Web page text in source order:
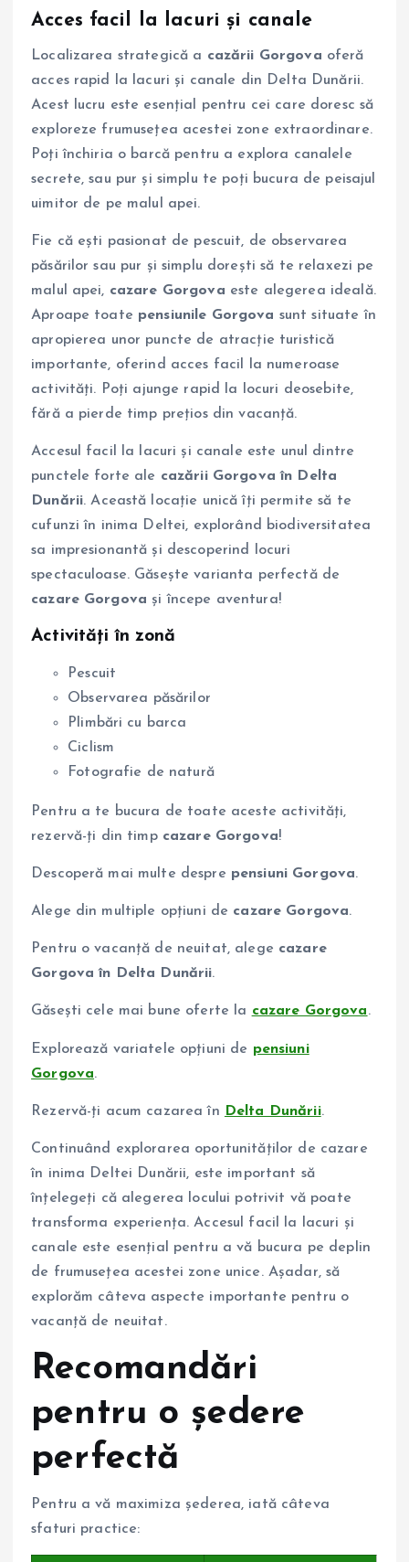
Acces facil la lacuri și canale
Localizarea strategică a cazării Gorgova oferă
acces rapid la lacuri și canale din Delta Dunării.
Acest lucru este esențial pentru cei care doresc să
exploreze frumusețea acestei zone extraordinare.
Poți închiria o barcă pentru a explora canalele
secrete, sau pur și simplu te poți bucura de peisajul
uimitor de pe malul apei.
Fie că ești pasionat de pescuit, de observarea
păsărilor sau pur și simplu dorești să te relaxezi pe
malul apei, cazare Gorgova este alegerea ideală.
Aproape toate pensiunile Gorgova sunt situate în
apropierea unor puncte de atracție turistică
importante, oferind acces facil la numeroase
activități. Poți ajunge rapid la locuri deosebite,
fără a pierde timp prețios din vacanță.
Accesul facil la lacuri și canale este unul dintre
punctele forte ale cazării Gorgova în Delta
Dunării. Această locație unică îți permite să te
cufunzi în inima Deltei, explorând biodiversitatea
sa impresionantă și descoperind locuri
spectaculoase. Găsește varianta perfectă de
cazare Gorgova și începe aventura!
Activități în zonă
Pescuit
Observarea păsărilor
Plimbări cu barca
Ciclism
Fotografie de natură
Pentru a te bucura de toate aceste activități,
rezervă-ți din timp cazare Gorgova!
Descoperă mai multe despre pensiuni Gorgova.
Alege din multiple opțiuni de cazare Gorgova.
Pentru o vacanță de neuitat, alege cazare
Gorgova în Delta Dunării.
Găsești cele mai bune oferte la cazare Gorgova.
Explorează variatele opțiuni de pensiuni
Gorgova.
Rezervă-ți acum cazarea în Delta Dunării.
Continuând explorarea oportunităților de cazare
în inima Deltei Dunării, este important să
înțelegeți că alegerea locului potrivit vă poate
transforma experiența. Accesul facil la lacuri și
canale este esențial pentru a vă bucura pe deplin
de frumusețea acestei zone unice. Așadar, să
explorăm câteva aspecte importante pentru o
vacanță de neuitat.
Recomandări
pentru o ședere
perfectă
Pentru a vă maximiza șederea, iată câteva
sfaturi practice: